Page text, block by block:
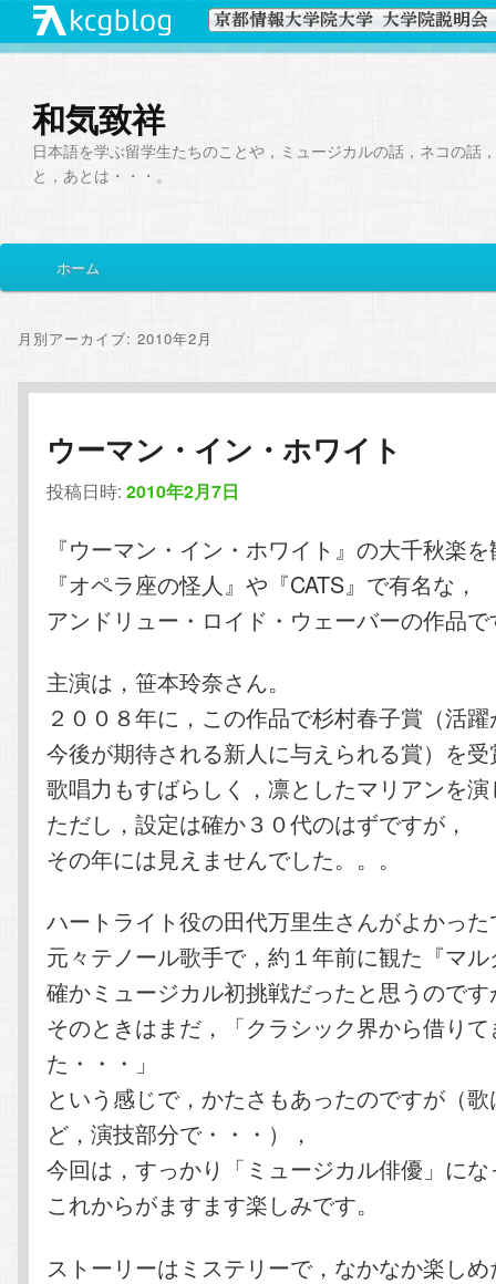
和気致祥
日本語を学ぶ留学生たちのことや，ミュージカルの話，ネコの話
と，あとは・・・。
イ
メ
ン
ン
テ
ン
移
動
サ
コ
テ
ン
ツ
動
ホーム
月別アーカイブ:2010年2月
ウーマン・イン・ホワイト
投稿日時:2010年2月7日
『ウーマン・イン・ホワイト』の大千秋楽
『オペラ座の怪人』や『CATS』で有名な，
アンドリュー・ロイド・ウェーバーの作品
主演は，笹本玲奈さん。
２００８年に，この作品で杉村春子賞（活
今後が期待される新人に与えられる賞）を
歌唱力もすばらしく，凛としたマリアンを
ただし，設定は確か３０代のはずですが，
その年には見えませんでした。。。
ハートライト役の田代万里生さんがよかっ
元々テノール歌手で，約１年前に観た『マ
確かミュージカル初挑戦だったと思うのです
そのときはまだ，「クラシック界から借り
た・・・」
という感じで，かたさもあったのですが（
ど，演技部分で・・・），
今回は，すっかり「ミュージカル俳優」に
これからがますます楽しみです。
ストーリーはミステリーで，なかなか楽し